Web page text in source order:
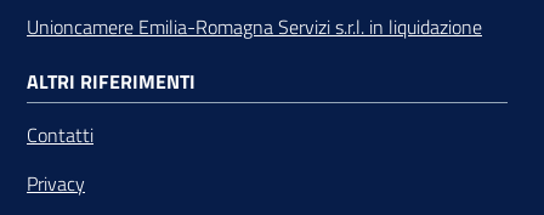
Unioncamere Emilia-Romagna Servizi s.r.l. in liquidazione
ALTRI RIFERIMENTI
Contatti
Privacy